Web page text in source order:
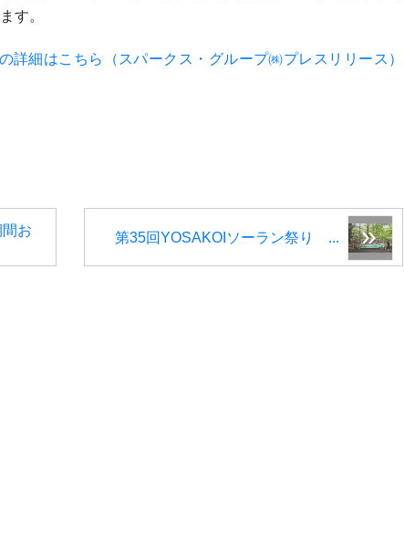
す。
細はこちら（スパークス・グループ㈱プレスリリース）
お
第35回YOSAKOIソーラン祭り ...